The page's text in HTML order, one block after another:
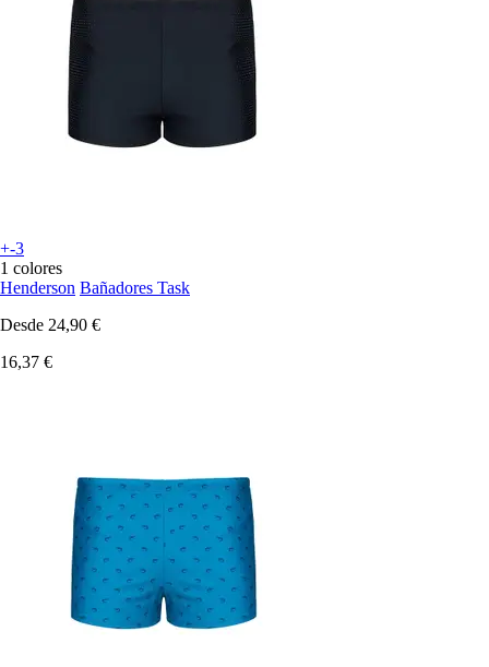
+-3
1 colores
Henderson Bañadores Task
Desde 24,90 €
16,37 €